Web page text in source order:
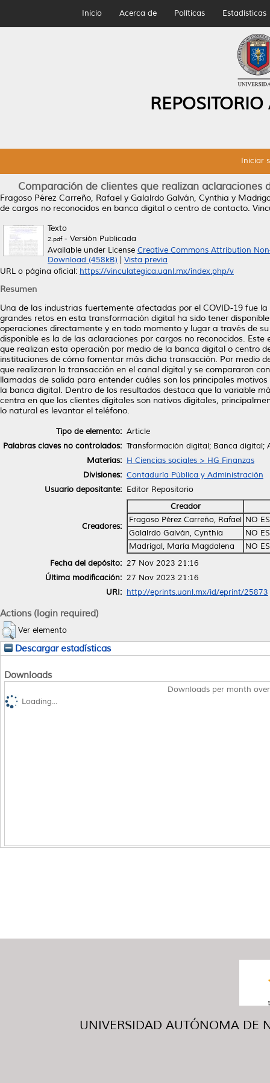
Inicio Acerca de Políticas Estadísticas
Iniciar
Comparación de clientes que realizan
Fragoso Pérez Carreño, Rafael y Galalrdo Galván, Cynthia y
de cargos no reconocidos en banca digital o centro de contacto.
Texto
2.pdf- Versión Publicada
Available under License Creative Commons Attribution
Download (458kB)
Vista previa
URL o página oficial: https://vinculategica.uanl.mx/index.php/v
Resumen
Una de las industrias fuertemente afectadas por el COVID-19 fue
grandes retos en esta transformación digital ha sido tener
operaciones directamente y en todo momento y lugar a través de
disponible es la de las aclaraciones por cargos no reconocidos.
que realizan esta operación por medio de la banca digital o centro
instituciones de cómo fomentar más dicha transacción. Por medio
que realizaron la transacción en el canal digital y se compararon
llamadas de salida para entender cuáles son los principales
la banca digital. Dentro de los resultados destaca que la variable
centra en que los clientes digitales son nativos digitales,
lo natural es levantar el teléfono.
Tipo de elemento: Article
Palabras claves no controlados: Transformación digital; Banca digital;
Materias: H Ciencias sociales > HG Finanzas
Divisiones: Contaduría Pública y Administración
Usuario depositante: Editor Repositorio
Creadores:
Creador
Fragoso Pérez Carreño, Rafael NO
Galalrdo Galván, Cynthia
NO
Madrigal, María Magdalena
NO
Fecha del depósito: 27 Nov 2023 21:16
Última modificación: 27 Nov 2023 21:16
URI: http://eprints.uanl.mx/id/eprint/25873
Actions (login required)
Ver elemento
Descargar estadísticas
Downloads
Downloads per month
Loading...
UNIVERSIDAD AUTÓNOMA DE